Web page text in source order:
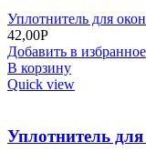
Уплотнитель для окон
42,00Р
Добавить в избранное
В корзину
Quick view
Уплотнитель